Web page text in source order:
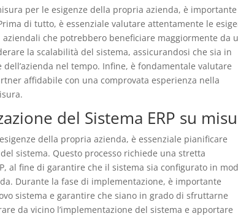
per le esigenze della propria azienda, è importante
di tutto, è essenziale valutare attentamente le
che potrebbero beneficiare maggiormente da
la scalabilità del sistema, assicurandosi che sia in
nel tempo. Infine, è fondamentale valutare
affidabile con una comprovata esperienza nella
del Sistema ERP su
della propria azienda, è essenziale pianificare
sistema. Questo processo richiede una stretta
al fine di garantire che il sistema sia configurato in
Durante la fase di implementazione, è importante
sistema e garantire che siano in grado di sfruttarne
da vicino l’implementazione del sistema e apportare